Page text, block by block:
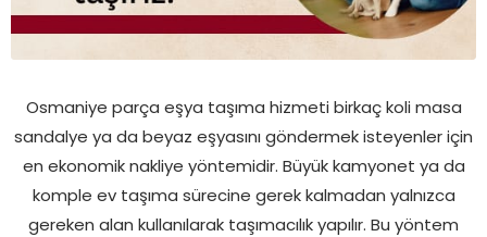
Osmaniye parça eşya taşıma hizmeti birkaç koli masa
sandalye ya da beyaz eşyasını göndermek isteyenler için
en ekonomik nakliye yöntemidir. Büyük kamyonet ya da
komple ev taşıma sürecine gerek kalmadan yalnızca
gereken alan kullanılarak taşımacılık yapılır. Bu yöntem